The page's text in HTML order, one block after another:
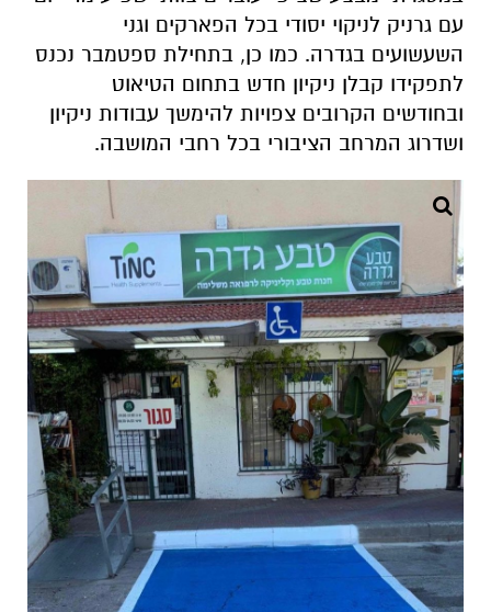
עם גרניק לניקוי יסודי בכל הפארקים וגני
השעשועים בגדרה. כמו כן, בתחילת ספטמבר נכנס
לתפקידו קבלן ניקיון חדש בתחום הטיאוט
ובחודשים הקרובים צפויות להימשך עבודות ניקיון
ושדרוג המרחב הציבורי בכל רחבי המושבה.